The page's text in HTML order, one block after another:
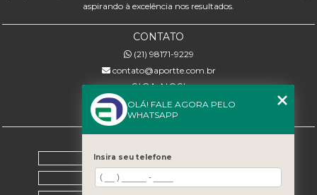
aspirando à excelência nos resultados.
CONTATO
(21) 98171-9229
contato@aportte.com.br
SIGA-NOS!
Home
Sobre nós
OLÁ! FALE AGORA PELO
WHATSAPP
Insira seu telefone